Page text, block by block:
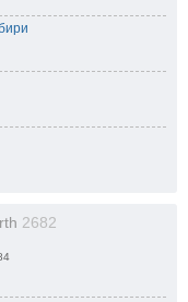
2682